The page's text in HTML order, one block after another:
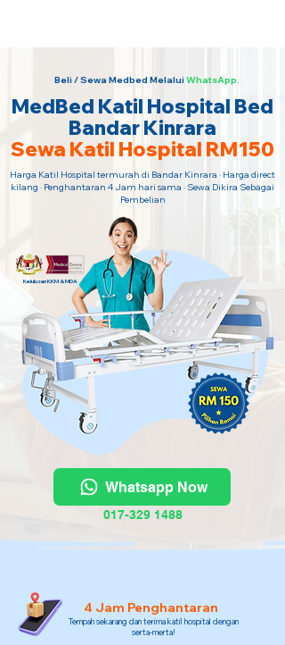
Beli / Sewa Medbed Melalui WhatsApp.
MedBed Katil Hospital Bed
Bandar Kinrara
Sewa Katil Hospital RM150
Harga Katil Hospital termurah di Bandar Kinrara · Harga direct
kilang · Penghantaran 4 Jam hari sama · Sewa Dikira Sebagai
Pembelian
Kelulusan KKM & MDA
Whatsapp Now
017-329 1488
4 Jam Penghantaran
Tempah sekarang dan terima katil hospital dengan
serta-merta!